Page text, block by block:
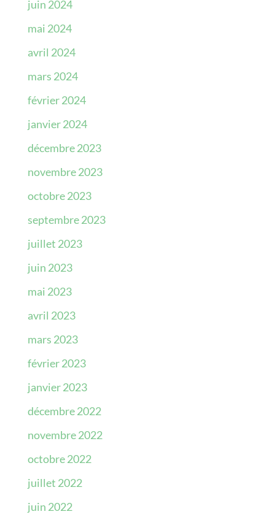
juin 2024
mai 2024
avril 2024
mars 2024
février 2024
janvier 2024
décembre 2023
novembre 2023
octobre 2023
septembre 2023
juillet 2023
juin 2023
mai 2023
avril 2023
mars 2023
février 2023
janvier 2023
décembre 2022
novembre 2022
octobre 2022
juillet 2022
juin 2022